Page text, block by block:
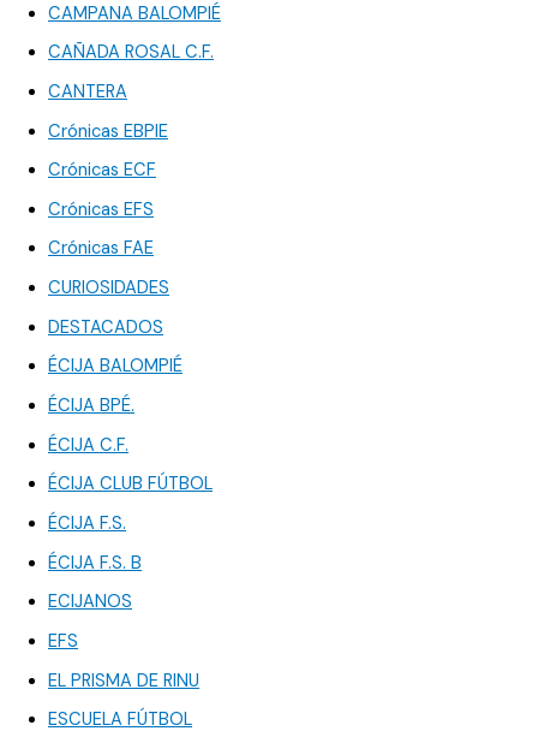
CAMPANA BALOMPIÉ
CAÑADA ROSAL C.F.
CANTERA
Crónicas EBPIE
Crónicas ECF
Crónicas EFS
Crónicas FAE
CURIOSIDADES
DESTACADOS
ÉCIJA BALOMPIÉ
ÉCIJA BPÉ.
ÉCIJA C.F.
ÉCIJA CLUB FÚTBOL
ÉCIJA F.S.
ÉCIJA F.S. B
ECIJANOS
EFS
EL PRISMA DE RINU
ESCUELA FÚTBOL